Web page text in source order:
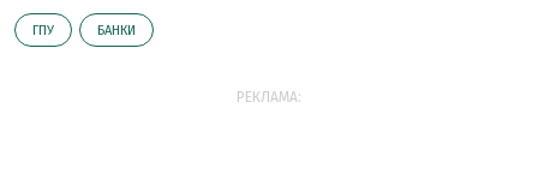
ГПУ БАНКИ
РЕКЛАМА: